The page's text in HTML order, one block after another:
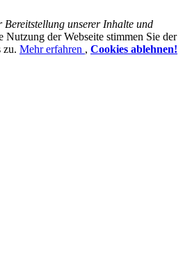
Bereitstellung unserer Inhalte und
Nutzung der Webseite stimmen Sie der
zu. Mehr erfahren , Cookies ablehnen!